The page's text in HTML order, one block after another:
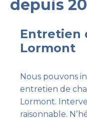
depuis
Entretien
Lormont
Nous pouvons
entretien de
Lormont.
raisonnable.